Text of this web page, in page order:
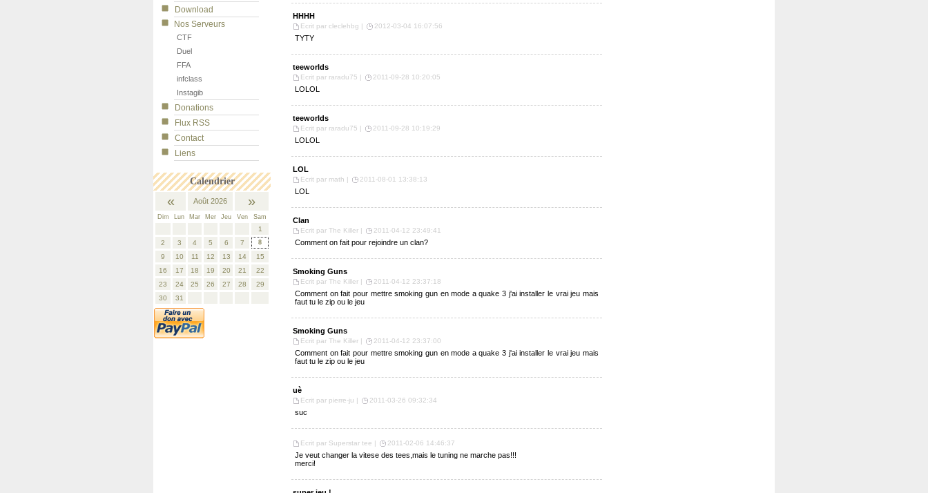
Download
Nos Serveurs
CTF
Duel
FFA
infclass
Instagib
Donations
Flux RSS
Contact
Liens
Calendrier
« Août 2026 »
Dim Lun Mar Mer Jeu Ven Sam
1
2
3 4 5 6 7 8
9 10 11 12 13 14
15
16
17 18 19 20 21
22
23
24 25 26 27 28
29
30
31
HHHH
Ecrit par cleclehbg | 2012-03-04 16:07:56
TYTY
teeworlds
Ecrit par raradu75 | 2011-09-28 10:20:05
LOLOL
teeworlds
Ecrit par raradu75 | 2011-09-28 10:19:29
LOLOL
LOL
Ecrit par math | 2011-08-01 13:38:13
LOL
Clan
Ecrit par The Killer | 2011-04-12 23:49:41
Comment on fait pour rejoindre un clan?
Smoking Guns
Ecrit par The Killer | 2011-04-12 23:37:18
Comment on fait pour mettre smoking gun en mode a quake 3 j'ai installer le vrai jeu mais
faut tu le zip ou le jeu
Smoking Guns
Ecrit par The Killer | 2011-04-12 23:37:00
Comment on fait pour mettre smoking gun en mode a quake 3 j'ai installer le vrai jeu mais
faut tu le zip ou le jeu
uè
Ecrit par pierre-ju | 2011-03-26 09:32:34
suc
Ecrit par Superstar tee | 2011-02-06 14:46:37
Je veut changer la vitese des tees,mais le tuning ne marche pas!!!
merci!